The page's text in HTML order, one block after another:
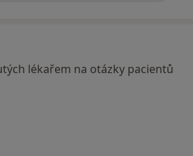
lékařem na otázky pacientů